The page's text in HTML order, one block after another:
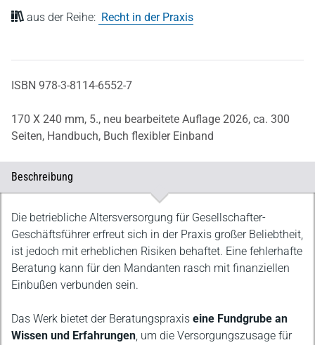
aus der Reihe: Recht in der Praxis
ISBN 978-3-8114-6552-7
170 X 240 mm, 5., neu bearbeitete Auflage 2026, ca. 300
Seiten, Handbuch, Buch flexibler Einband
Beschreibung
Beschreibung
Die betriebliche Altersversorgung für Gesellschafter-
Geschäftsführer erfreut sich in der Praxis großer Beliebtheit,
ist jedoch mit erheblichen Risiken behaftet. Eine fehlerhafte
Beratung kann für den Mandanten rasch mit finanziellen
Einbußen verbunden sein.
Das Werk bietet der Beratungspraxis eine Fundgrube an
Wissen und Erfahrungen, um die Versorgungszusage für